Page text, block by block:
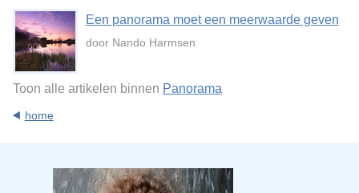
Een panorama moet een meerwaarde geven
door Nando Harmsen
Toon alle artikelen binnen Panorama
home